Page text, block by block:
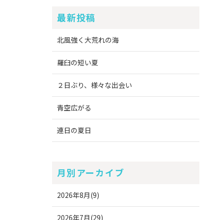
最新投稿
北風強く大荒れの海
羅臼の短い夏
２日ぶり、様々な出会い
青空広がる
連日の夏日
月別アーカイブ
2026年8月(9)
2026年7月(29)